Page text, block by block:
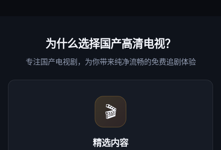
为什么选择国产高清电视？
专注国产电视剧，为你带来纯净流畅的免费追剧体验
🎬
精选内容